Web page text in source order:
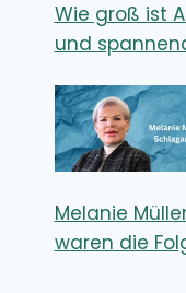
Wie groß ist
und
Melanie
waren die